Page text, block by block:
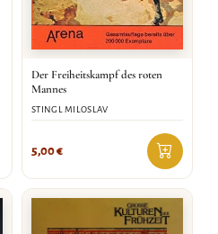
Der Freiheitskampf des roten
Mannes
STINGL MILOSLAV
5,00€